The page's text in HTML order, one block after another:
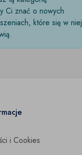
Ci znać o nowych
które się w niej
i Cookies